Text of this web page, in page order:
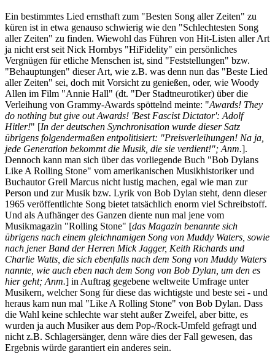
Ein bestimmtes Lied ernsthaft zum "Besten Song aller Zeiten" zu
küren ist in etwa genauso schwierig wie den "Schlechtesten Song
aller Zeiten" zu finden. Wiewohl das Führen von Hit-Listen aller Art
ja nicht erst seit Nick Hornbys "HiFidelity" ein persönliches
Vergnügen für etliche Menschen ist, sind "Feststellungen" bzw.
"Behauptungen" dieser Art, wie z.B. was denn nun das "Beste Lied
aller Zeiten" sei, doch mit Vorsicht zu genießen, oder, wie Woody
Allen im Film "Annie Hall" (dt. "Der Stadtneurotiker) über die
Verleihung von Grammy-Awards spöttelnd meinte: "Awards! They
do nothing but give out Awards! 'Best Fascist Dictator': Adolf
Hitler!" [In der deutschen Synchronisation wurde dieser Satz
übrigens folgendermaßen entpolitisiert: "Preisverleihungen! Na ja,
jede Generation bekommt die Musik, die sie verdient!"; Anm.].
Dennoch kann man sich über das vorliegende Buch "Bob Dylans
Like A Rolling Stone" vom amerikanischen Musikhistoriker und
Buchautor Greil Marcus nicht lustig machen, egal wie man zur
Person und zur Musik bzw. Lyrik von Bob Dylan steht, denn dieser
1965 veröffentlichte Song bietet tatsächlich enorm viel Schreibstoff.
Und als Aufhänger des Ganzen diente nun mal jene vom
Musikmagazin "Rolling Stone" [das Magazin benannte sich
übrigens nach einem gleichnamigen Song von Muddy Waters, sowie
nach jener Band der Herren Mick Jagger, Keith Richards und
Charlie Watts, die sich ebenfalls nach dem Song von Muddy Waters
nannte, wie auch eben nach dem Song von Bob Dylan, um den es
hier geht; Anm.] in Auftrag gegebene weltweite Umfrage unter
Musikern, welcher Song für diese das wichtigste und beste sei - und
heraus kam nun mal "Like A Rolling Stone" von Bob Dylan. Dass
die Wahl keine schlechte war steht außer Zweifel, aber bitte, es
wurden ja auch Musiker aus dem Pop-/Rock-Umfeld gefragt und
nicht z.B. Schlagersänger, denn wäre dies der Fall gewesen, das
Ergebnis würde garantiert ein anderes sein.